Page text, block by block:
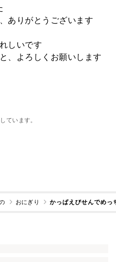
ありがとうございます
しいです
、よろしくお願いします
ています。
おにぎり かっぱえびせんでめ